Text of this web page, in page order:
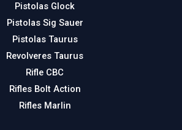
Pistolas Glock
Pistolas Sig Sauer
Pistolas Taurus
Revolveres Taurus
Rifle CBC
Rifles Bolt Action
Rifles Marlin